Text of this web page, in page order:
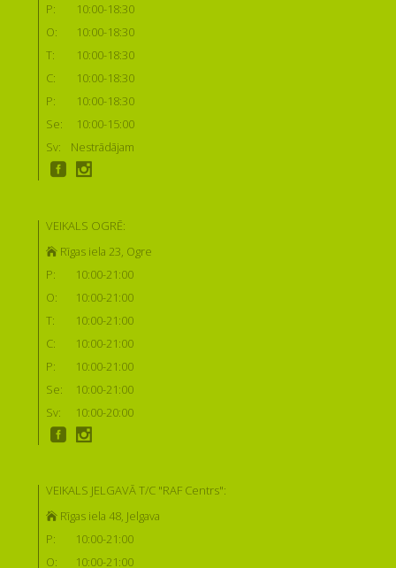
P:
10:00-18:30
O:
10:00-18:30
T:
10:00-18:30
C:
10:00-18:30
P:
10:00-18:30
Se:
10:00-15:00
Sv:
Nestrādājam
VEIKALS OGRĒ:
Rīgas iela 23, Ogre
P:
10:00-21:00
O:
10:00-21:00
T:
10:00-21:00
C:
10:00-21:00
P:
10:00-21:00
Se:
10:00-21:00
Sv:
10:00-20:00
VEIKALS JELGAVĀ T/C "RAF Centrs":
Rīgas iela 48, Jelgava
P:
10:00-21:00
O:
10:00-21:00